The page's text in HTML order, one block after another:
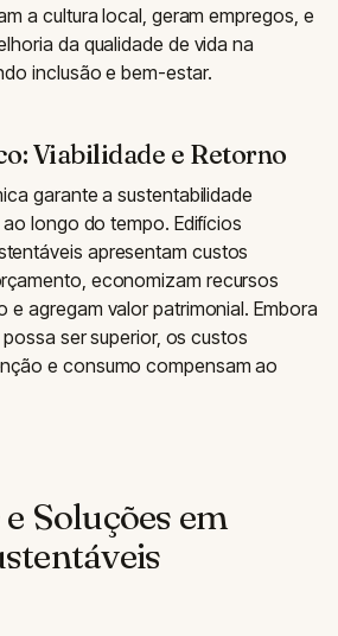
a cultura local, geram empregos, e
da qualidade de vida na
inclusão e bem-estar.
Viabilidade e Retorno
garante a sustentabilidade
longo do tempo. Edifícios
apresentam custos
economizam recursos
e agregam valor patrimonial. Embora
ser superior, os custos
e consumo compensam ao
Soluções em